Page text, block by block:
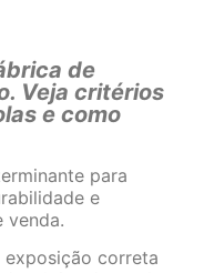
de
Veja critérios
e como
para
e
venda.
exposição correta